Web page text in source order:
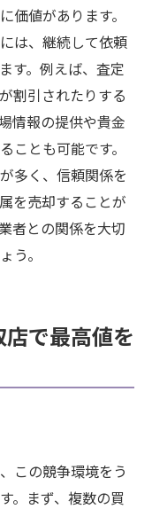
価値があります。
は、継続して依頼
す。例えば、査定
割引されたりする
情報の提供や貴金
ことも可能です。
多く、信頼関係を
を売却することが
者との関係を大切
う。
で最高値を
この競争環境をう
。まず、複数の買